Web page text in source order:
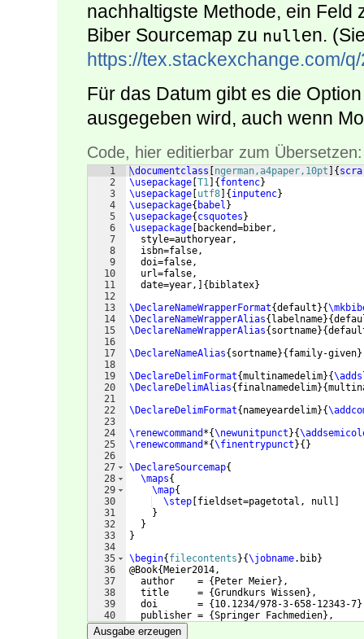
nachhaltigste Methode, ein Feld
Biber Sourcemap zu nullen.
https://tex.stackexchange.com/
Für das Datum gibt es die
ausgegeben wird, auch wenn
Code, hier editierbar zum Übersetzen:
1
2
3
4
5
6
7
8
9
10
11
12
13
14
15
16
17
18
19
20
21
22
23
24
25
26
27
28
29
30
31
32
33
34
35
36
37
38
39
40
41
\documentclass ngerman,a4paper,10pt {
\usepackage T1 { fontenc}
\usepackage utf8 { inputenc}
\usepackage{ babel }
\usepackage{ csquotes }
\usepackage
backend=biber,
  style=authoryear,
  isbn=false,
  doi=false,
  url=false,
  date=year,
{ biblatex}
\DeclareNameWrapperFormat{default }{
\DeclareNameWrapperAlias{ labelname}{
\DeclareNameWrapperAlias{ sortname}{
\DeclareNameAlias{ sortname}{ family-given}
\DeclareDelimFormat{multinamedelim}{
\DeclareDelimAlias{ finalnamedelim}{
\DeclareDelimFormat{ nameyeardelim}{
\renewcommand *{\newunitpunct }{
\renewcommand *{\finentrypunct }{ }
\DeclareSourcemap{
\maps{
\map{
\step fieldset=pagetotal, null
}
}
}
\begin{ filecontents }{\jobname.bib}
@Book{ Meier2014,
  author    =
{ Peter Meier} ,
  title     =
{Grundkurs Wissen} ,
  doi       =
{ 10.1234/978-3-658-12343-7}
  publisher =
{Springer Fachmedien} ,
  location  =
Ausgabe erzeugen